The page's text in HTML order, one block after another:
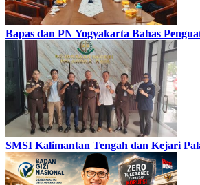
Bapas dan PN Yogyakarta Bahas
SMSI Kalimantan Tengah dan Kejari